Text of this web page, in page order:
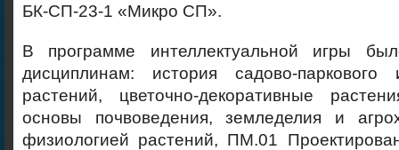
БК-СП-23-1 «Микро СП».
В программе интеллектуальной игры
дисциплинам: история садово-паркового
растений, цветочно-декоративные
основы почвоведения, земледелия и
физиологией растений, ПМ.01